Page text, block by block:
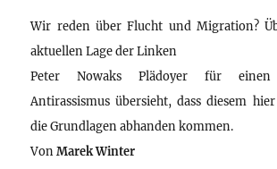
Wir reden über Flucht und Migration?
aktuellen Lage der Linken
Peter Nowaks Plädoyer für einen
Antirassismus übersieht, dass diesem
die Grundlagen abhanden kommen.
VonMarek Winter